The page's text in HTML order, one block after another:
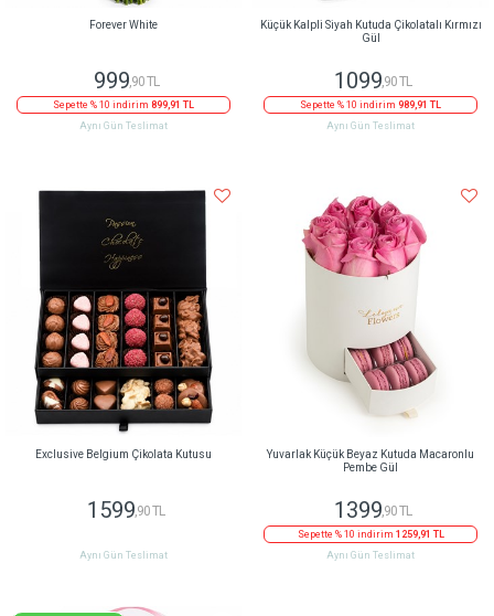
Forever White
999,90 TL
Sepette % 10 indirim 899,91 TL
Aynı Gün Teslimat
Küçük Kalpli Siyah Kutuda Çikolatalı Kırmızı
Gül
1099,90 TL
Sepette % 10 indirim 989,91 TL
Aynı Gün Teslimat
Exclusive Belgium Çikolata Kutusu
1599 ,90 TL
Aynı Gün Teslimat
Yuvarlak Küçük Beyaz Kutuda Macaronlu
Pembe Gül
1399 ,90 TL
Sepette % 10 indirim 1259,91 TL
Aynı Gün Teslimat